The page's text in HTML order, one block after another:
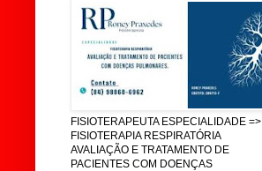
FISIOTERAPEUTA ESPECIALIDADE =>
FISIOTERAPIA RESPIRATÓRIA
AVALIAÇÃO E TRATAMENTO DE
PACIENTES COM DOENÇAS